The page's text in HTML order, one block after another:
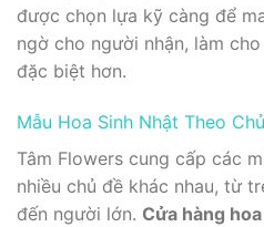
được chọn lựa kỹ càng để
ngờ cho người nhận, làm
đặc biệt hơn.
Mẫu Hoa Sinh Nhật Theo
Tâm Flowers cung cấp các
nhiều chủ đề khác nhau, từ
đến người lớn. Cửa hàng